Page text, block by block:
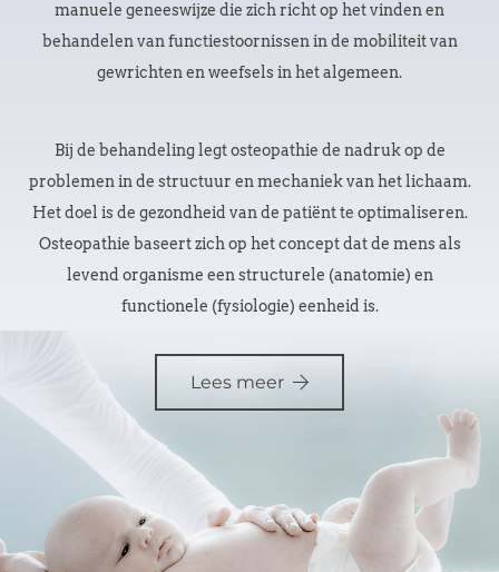
manuele geneeswijze die zich richt op het vinden en
behandelen van functiestoornissen in de mobiliteit van
gewrichten en weefsels in het algemeen.
Bij de behandeling legt osteopathie de nadruk op de
problemen in de structuur en mechaniek van het lichaam.
Het doel is de gezondheid van de patiënt te optimaliseren.
Osteopathie baseert zich op het concept dat de mens als
levend organisme een structurele (anatomie) en
functionele (fysiologie) eenheid is.
Lees meer